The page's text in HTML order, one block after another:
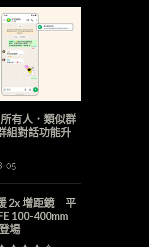
有人．類似群
對話功能升
05
2x 增距鏡 平
100-400mm
場